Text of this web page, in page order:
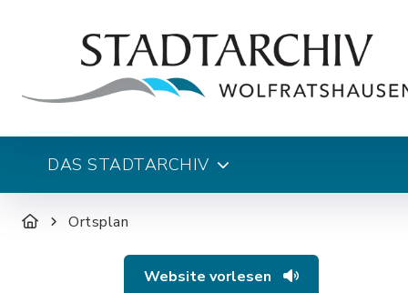
DAS STADTARCHIV
Ortsplan
Website vorlesen